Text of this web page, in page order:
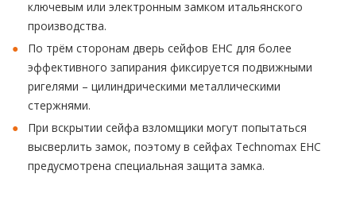
ключевым или электронным замком итальянского
производства.
По трём сторонам дверь сейфов EHC для более
эффективного запирания фиксируется подвижными
ригелями – цилиндрическими металлическими
стержнями.
При вскрытии сейфа взломщики могут попытаться
высверлить замок, поэтому в сейфах Technomax EHC
предусмотрена специальная защита замка.